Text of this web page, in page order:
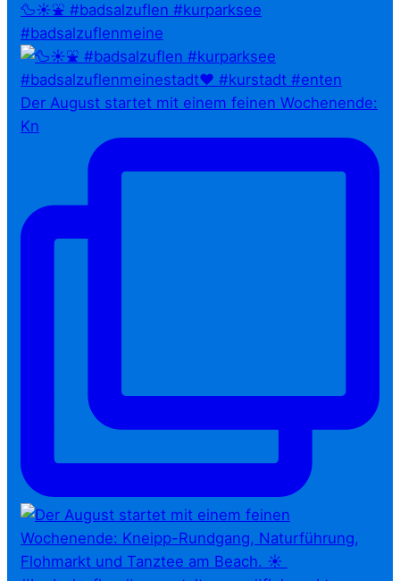
🦆☀️⛲ #badsalzuflen #kurparksee
#badsalzuflenmeine
Der August startet mit einem feinen Wochenende:
Kn